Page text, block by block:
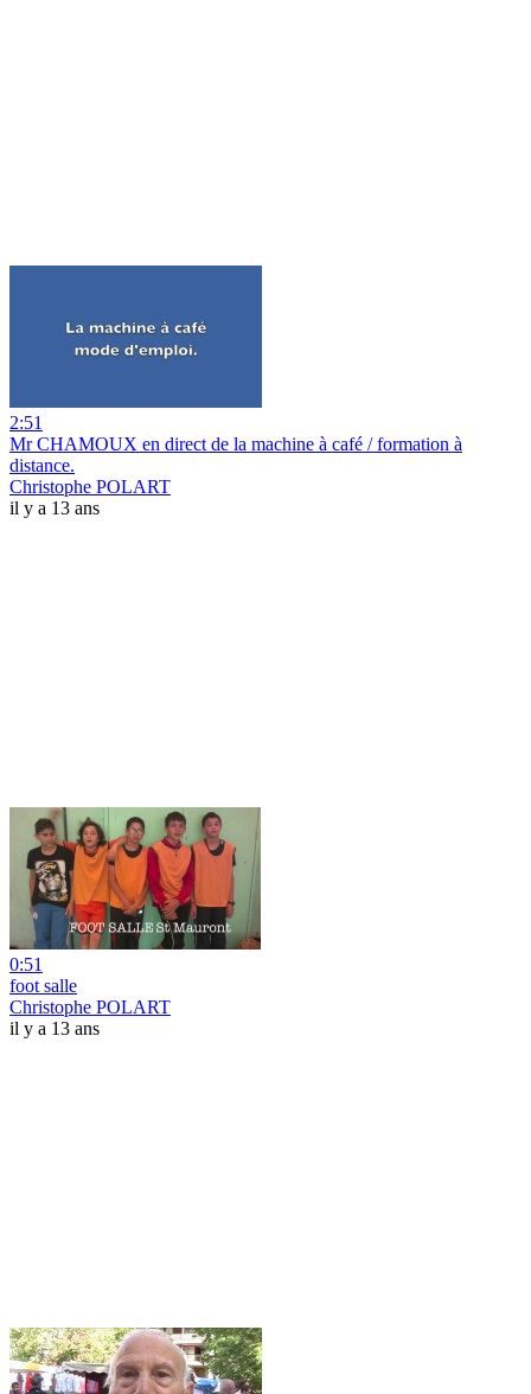
2:51
Mr CHAMOUX en direct de la machine à café / formation à
distance.
Christophe POLART
il y a 13 ans
0:51
foot salle
Christophe POLART
il y a 13 ans